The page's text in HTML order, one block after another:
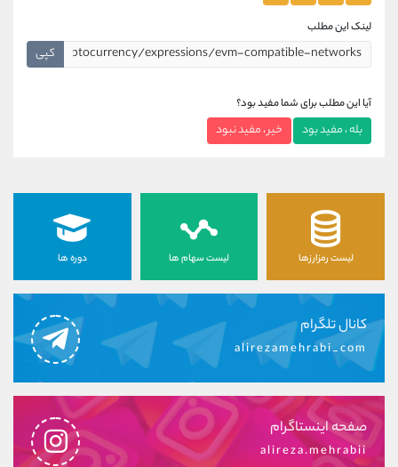
لینک این مطلب
کپی
آیا این مطلب برای شما مفید بود؟
بله ، مفید بود خیر ، مفید نبود
لیست رمزارزها لیست سهام ها دوره ها
کانال تلگرام
alirezamehrabi_com
صفحه اینستاگرام
alireza.mehrabii